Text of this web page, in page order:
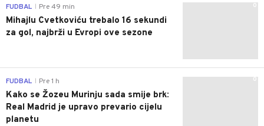
0
FUDBAL Pre 49 min
Mihajlu Cvetkoviću trebalo 16 sekundi
za gol, najbrži u Evropi ove sezone
0
FUDBAL Pre 1 h
Kako se Žozeu Murinju sada smije brk:
Real Madrid je upravo prevario cijelu
planetu